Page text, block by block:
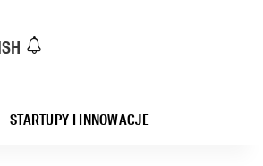
STARTUPY I INNOWACJE